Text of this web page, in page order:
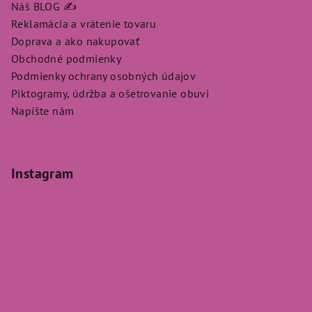
Náš BLOG ✍️
Reklamácia a vrátenie tovaru
Doprava a ako nakupovať
Obchodné podmienky
Podmienky ochrany osobných údajov
Piktogramy, údržba a ošetrovanie obuvi
Napíšte nám
Instagram